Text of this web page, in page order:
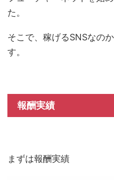
た。
そこで、稼げるSNSなの
す。
報酬実績
まずは報酬実績